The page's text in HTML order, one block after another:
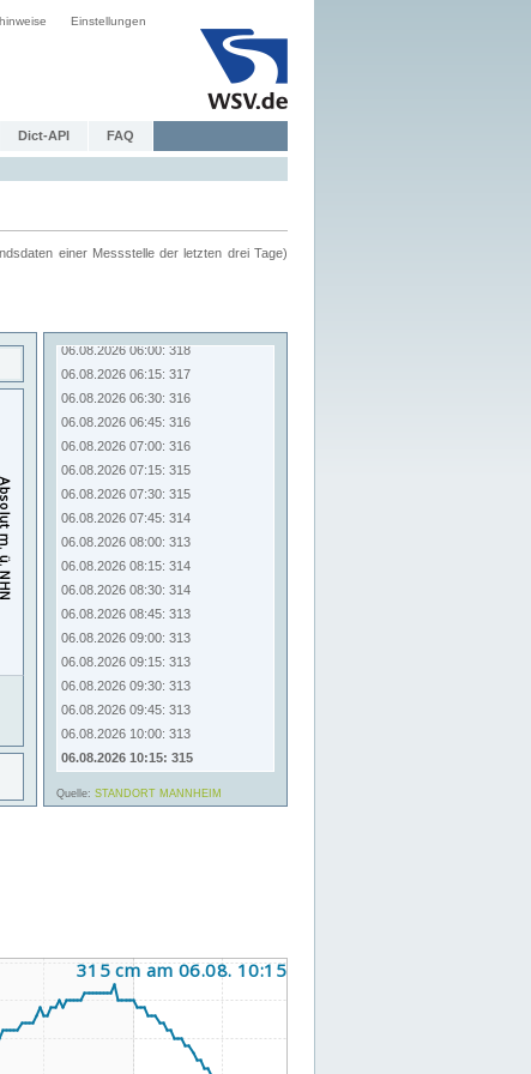
Einstellungen
Dict-API FAQ
einer Messstelle der letzten drei Tage)